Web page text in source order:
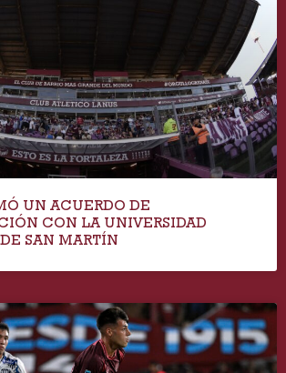
UN ACUERDO DE
CON LA UNIVERSIDAD
SAN MARTÍN